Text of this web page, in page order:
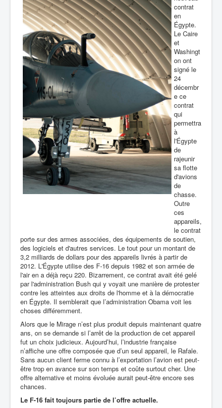
contrat
en
Égypte.
Le Caire
et
Washingt
on ont
signé le
24
décembr
e ce
contrat
qui
permettra
à
l'Égypte
de
rajeunir
sa flotte
d'avions
de
chasse.
Outre
ces
appareils,
le contrat
porte sur des armes associées, des équipements de soutien,
des logiciels et d'autres services. Le tout pour un montant de
3,2 milliards de dollars pour des appareils livrés à partir de
2012. L'Égypte utilise des F-16 depuis 1982 et son armée de
l'air en a déjà reçu 220. Bizarrement, ce contrat avait été gelé
par l'administration Bush qui y voyait une manière de protester
contre les atteintes aux droits de l'homme et à la démocratie
en Égypte. Il semblerait que l’administration Obama voit les
choses différemment.
Alors que le Mirage n’est plus produit depuis maintenant quatre
ans, on se demande si l’arrêt de la production de cet appareil
fut un choix judicieux. Aujourd’hui, l’industrie française
n’affiche une offre composée que d’un seul appareil, le Rafale.
Sans aucun client ferme connu à l’exportation l’avion est peut-
être trop en avance sur son temps et coûte surtout cher. Une
offre alternative et moins évoluée aurait peut-être encore ses
chances.
Le F-16 fait toujours partie de l’offre actuelle.